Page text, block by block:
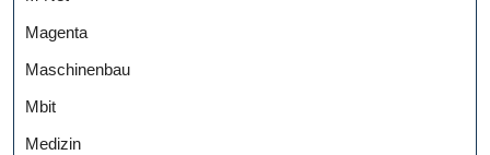
Magenta
Maschinenbau
Mbit
Medizin